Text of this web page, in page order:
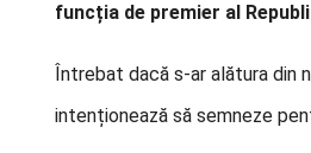
funcția de premier al
Întrebat dacă s-ar alătura din
intenționează să semneze